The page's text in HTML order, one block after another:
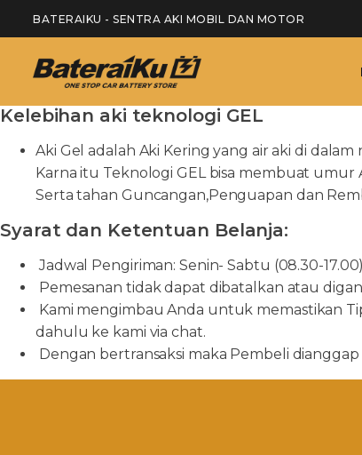
BATERAIKU - SENTRA AKI MOBIL DAN MOTOR
Kelebihan aki teknologi GEL
Aki Gel adalah Aki Kering yang air aki di
Karna itu Teknologi GEL bisa membuat
Serta tahan Guncangan,Penguapan dan
Syarat dan Ketentuan Belanja:
Jadwal Pengiriman: Senin- Sabtu (08.30-
Pemesanan tidak dapat dibatalkan atau
Kami mengimbau Anda untuk memastikan
dahulu ke kami via chat.
Dengan bertransaksi maka Pembeli